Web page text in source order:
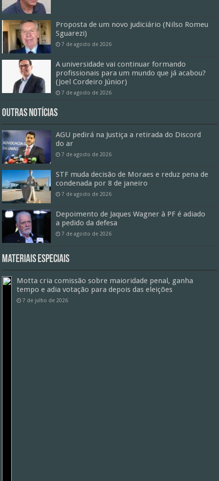
Proposta de um novo judiciário (Nilso Romeu
Sguarezi)
7 de agosto de 2026
A universidade vai continuar formando
profissionais para um mundo que já acabou?
(Joel Cordeiro Júnior)
7 de agosto de 2026
Outras Notícias
AGU pedirá na Justiça a retirada do Discord
do ar
7 de agosto de 2026
STF muda decisão de Moraes e reduz pena de
condenada por 8 de janeiro
7 de agosto de 2026
Depoimento de Jaques Wagner à PF é adiado
a pedido da defesa
7 de agosto de 2026
Materiais especiais
Motta cria comissão sobre maioridade penal, ganha
tempo e adia votação para depois das eleições
7 de julho de 2026